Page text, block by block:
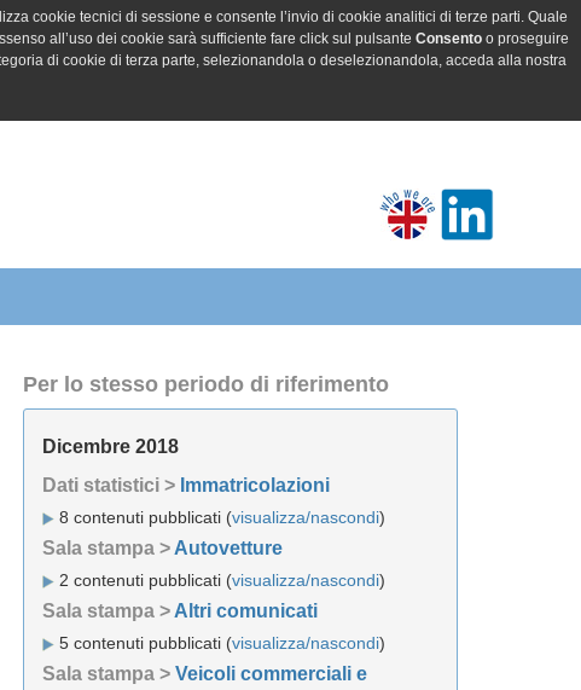
cookie tecnici di sessione e consente l’invio di cookie analitici di terze parti. Quale
all’uso dei cookie sarà sufficiente fare click sul pulsante Consentoo proseguire
di cookie di terza parte, selezionandola o deselezionandola, acceda alla nostra
Per lo stesso periodo di riferimento
Dicembre 2018
Dati statistici > Immatricolazioni
8 contenuti pubblicati (visualizza/nascondi)
Sala stampa > Autovetture
2 contenuti pubblicati (visualizza/nascondi)
Sala stampa > Altri comunicati
5 contenuti pubblicati (visualizza/nascondi)
Sala stampa > Veicoli commerciali e